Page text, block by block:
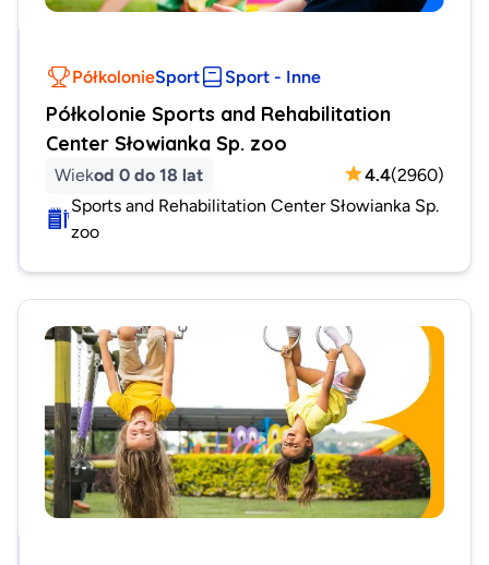
PółkolonieSport Sport - Inne
Półkolonie Sports and Rehabilitation
Center Słowianka Sp. zoo
Wiekod 0 do 18 lat 4.4(2960)
Sports and Rehabilitation Center Słowianka Sp.
zoo